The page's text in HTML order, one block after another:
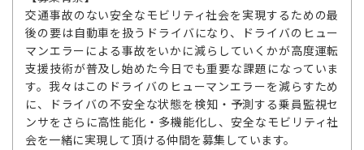
交通事故のない安全なモビリティ社会を実現するための最
後の要は自動車を扱うドライバになり、ドライバのヒュー
マンエラーによる事故をいかに減らしていくかが高度運転
支援技術が普及し始めた今日でも重要な課題になっていま
す。我々はこのドライバのヒューマンエラーを減らすため
に、ドライバの不安全な状態を検知・予測する乗員監視セ
ンサをさらに高性能化・多機能化し、安全なモビリティ社
会を一緒に実現して頂ける仲間を募集しています。